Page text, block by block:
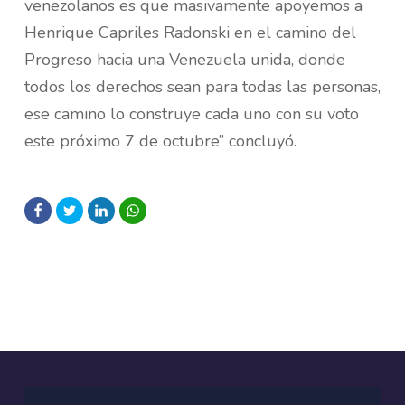
venezolanos es que masivamente apoyemos a
Henrique Capriles Radonski en el camino del
Progreso hacia una Venezuela unida, donde
todos los derechos sean para todas las personas,
ese camino lo construye cada uno con su voto
este próximo 7 de octubre” concluyó.